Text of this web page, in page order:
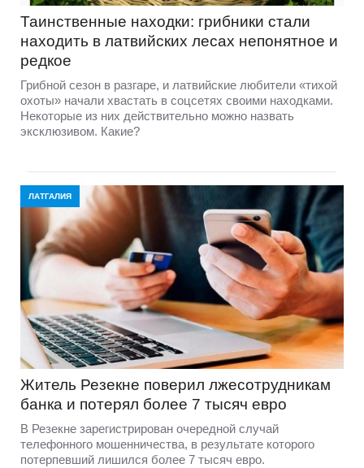
Таинственные находки: грибники стали
находить в латвийских лесах непонятное и
редкое
Грибной сезон в разгаре, и латвийские любители «тихой
охоты» начали хвастать в соцсетях своими находками.
Некоторые из них действительно можно назвать
эксклюзивом. Какие?
ЛАТГАЛИЯ
Житель Резекне поверил лжесотрудникам
банка и потерял более 7 тысяч евро
В Резекне зарегистрирован очередной случай
телефонного мошенничества, в результате которого
потерпевший лишился более 7 тысяч евро.